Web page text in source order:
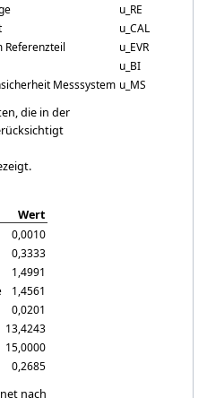
u_RE
u_CAL
Referenzteil u_EVR
u_BI
Messsystem u_MS
die in der
Wert
0,0010
0,3333
1,4991
1,4561
0,0201
13,4243
15,0000
0,2685
nach